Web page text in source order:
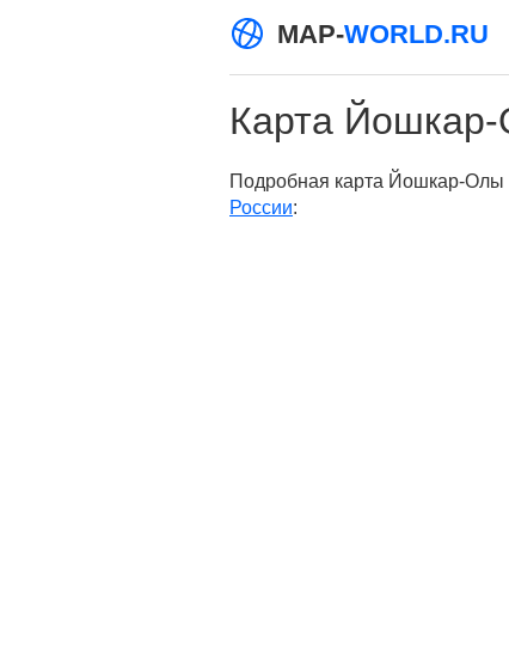
MAP-WORLD.RU
Карта
Подробная карта Йошкар-Олы
России: